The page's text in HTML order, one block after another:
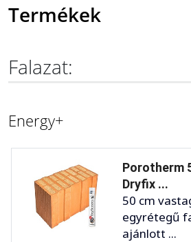
Termékek
Falazat:
Energy+
Porotherm
Dryfix ...
50 cm
egyrétegű
ajánlott ...